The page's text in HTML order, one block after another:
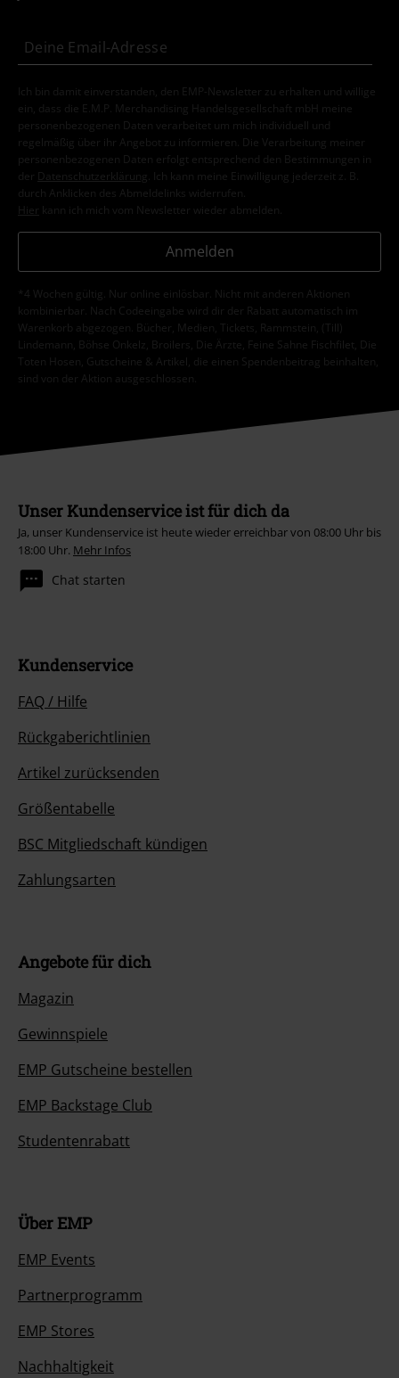
Ich bin damit einverstanden, den EMP-Newsletter zu erhalten und willige
ein, dass die E.M.P. Merchandising Handelsgesellschaft mbH meine
personenbezogenen Daten verarbeitet um mich individuell und
regelmäßig über ihr Angebot zu informieren. Die Verarbeitung meiner
personenbezogenen Daten erfolgt entsprechend den Bestimmungen in
der
Datenschutzerklärung
. Ich kann meine Einwilligung jederzeit z. B.
durch Anklicken des Abmeldelinks widerrufen.
Hier kann ich mich vom Newsletter wieder abmelden.
Anmelden
*4 Wochen gültig. Nur online einlösbar. Nicht mit anderen Aktionen
kombinierbar. Nach Codeeingabe wird dir der Rabatt automatisch im
Warenkorb abgezogen. Bücher, Medien, Tickets, Rammstein, (Till)
Lindemann, Böhse Onkelz, Broilers, Die Ärzte, Feine Sahne Fischfilet, Die
Toten Hosen, Gutscheine & Artikel, die einen Spendenbeitrag beinhalten,
sind von der Aktion ausgeschlossen.
Unser Kundenservice ist für dich da
Ja, unser Kundenservice ist heute wieder erreichbar von 08:00 Uhr bis
18:00 Uhr. Mehr Infos
Chat starten
Kundenservice
FAQ / Hilfe
Rückgaberichtlinien
Artikel zurücksenden
Größentabelle
BSC Mitgliedschaft kündigen
Zahlungsarten
Angebote für dich
Magazin
Gewinnspiele
EMP Gutscheine bestellen
EMP Backstage Club
Studentenrabatt
Über EMP
EMP Events
Partnerprogramm
EMP Stores
Nachhaltigkeit